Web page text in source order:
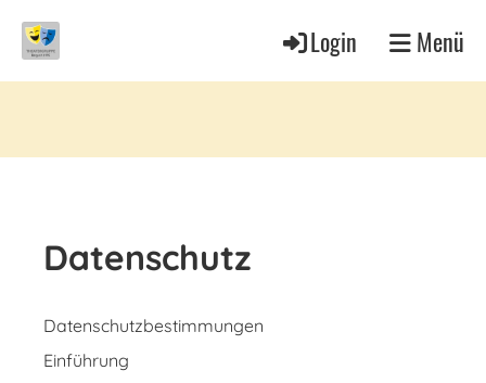
Login Menü
Datenschutz
Datenschutzbestimmungen
Einführung